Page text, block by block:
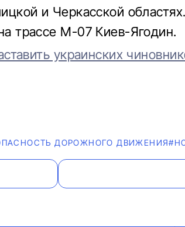
и Черкасской
трассе М-07 Киев-Ягодин.
украинских
ДОРОЖНОГО ДВИЖЕНИЯ